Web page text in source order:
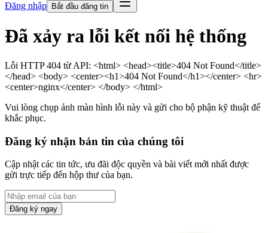
Đăng nhập
Bắt đầu đăng tin
Đã xảy ra lỗi kết nối hệ thống
Lỗi HTTP 404 từ API: <html> <head><title>404 Not Found</title>
</head> <body> <center><h1>404 Not Found</h1></center> <hr>
<center>nginx</center> </body> </html>
Vui lòng chụp ảnh màn hình lỗi này và gửi cho bộ phận kỹ thuật để
khắc phục.
Đăng ký nhận bản tin của chúng tôi
Cập nhật các tin tức, ưu đãi độc quyền và bài viết mới nhất được
gửi trực tiếp đến hộp thư của bạn.
Đăng ký ngay